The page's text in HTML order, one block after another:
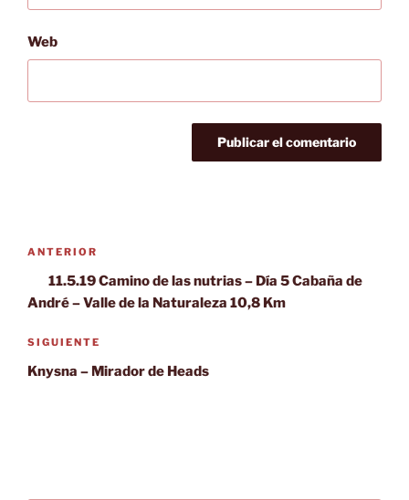
Web
entradas
Entrada
anterior:
ANTERIOR
11.5.19 Camino de las nutrias – Día 5 Cabaña de
André – Valle de la Naturaleza 10,8 Km
Siguiente
entrada
SIGUIENTE
Knysna – Mirador de Heads